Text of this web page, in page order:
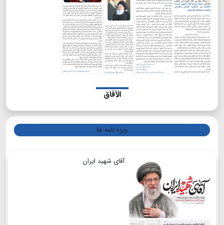
الآفاق
ویژه نامه ها
آقای شهید ایران